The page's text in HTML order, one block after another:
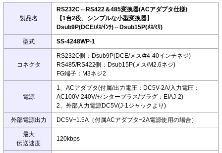
製品名
RS232C⇔RS422＆485変換器(ACアダプタ仕様)
【1台2役、シンプルな小型変換器】
Dsub9P(DCE/ﾒｽ/ｲﾝﾁ)⇔Dsub15P(ﾒｽ/ﾐﾘ)
型式 SS-4248WP-1
コネクタ
RS232C側：Dsub9P(DCE/メス/#4-40インチネジ)
RS485/RS422側：Dsub15P(メス/M2.6ネジ)
FG端子：M3ネジ2
電源
1、ACアダプタ(付属/出力電圧：DC5V-2A/入力電圧：
AC100V-240V/センタープラス/プラグ：EIAJ-2)
2、外部入力電源DC5V(J-1ジャックより)
外部電源出力 DC5V−1.5A（付属ACアダプタ−2A電源使用の場合）
最大
伝送速度
120kbps